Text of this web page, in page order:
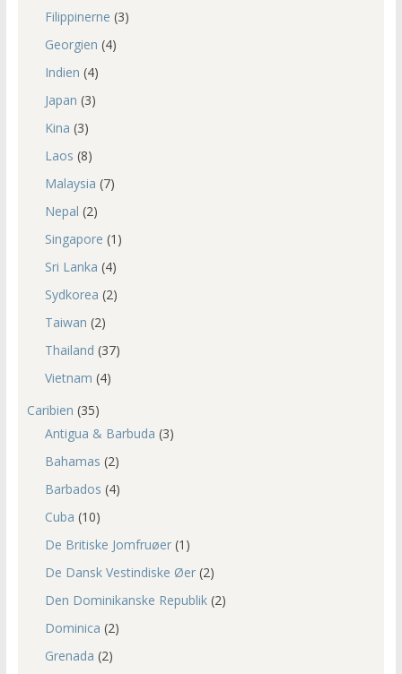
Filippinerne (3)
Georgien (4)
Indien (4)
Japan (3)
Kina (3)
Laos (8)
Malaysia (7)
Nepal (2)
Singapore (1)
Sri Lanka (4)
Sydkorea (2)
Taiwan (2)
Thailand (37)
Vietnam (4)
Caribien (35)
Antigua & Barbuda (3)
Bahamas (2)
Barbados (4)
Cuba (10)
De Britiske Jomfruøer(1)
De Dansk Vestindiske Øer(2)
Den Dominikanske Republik(2)
Dominica (2)
Grenada (2)